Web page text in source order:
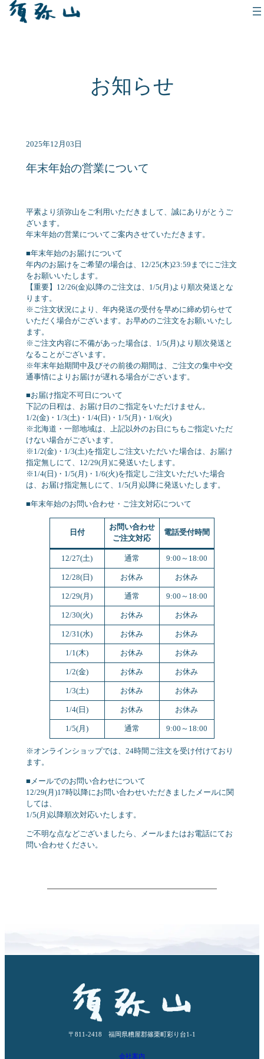
内
お知らせ
2025年12月03日
年末年始の営業について
平素より須弥山をご利用いただきまして、誠にありがとうご
ざいます。
年末年始の営業についてご案内させていただきます。
■年末年始のお届けについて
年内のお届けをご希望の場合は、12/25(木)23:59までにご注文
をお願いいたします。
【重要】12/26(金)以降のご注文は、1/5(月)より順次発送とな
ります。
※ご注文状況により、年内発送の受付を早めに締め切らせて
いただく場合がございます。お早めのご注文をお願いいたし
ます。
※ご注文内容に不備があった場合は、1/5(月)より順次発送と
なることがございます。
※年末年始期間中及びその前後の期間は、ご注文の集中や交
通事情によりお届けが遅れる場合がございます。
■お届け指定不可日について
下記の日程は、お届け日のご指定をいただけません。
1/2(金)・1/3(土)・1/4(日)・1/5(月)・1/6(火)
※北海道・一部地域は、上記以外のお日にちもご指定いただ
けない場合がございます。
※1/2(金)・1/3(土)を指定しご注文いただいた場合は、お届け
指定無しにて、12/29(月)に発送いたします。
※1/4(日)・1/5(月)・1/6(火)を指定しご注文いただいた場合
は、お届け指定無しにて、1/5(月)以降に発送いたします。
■年末年始のお問い合わせ・ご注文対応について
日付
お問い合わせ
ご注文対応
電話受付時間
12/27(土) 通常 9:00～18:00
12/28(日) お休み お休み
12/29(月) 通常 9:00～18:00
12/30(火) お休み お休み
12/31(水) お休み お休み
1/1(木) お休み お休み
1/2(金) お休み お休み
1/3(土) お休み お休み
1/4(日) お休み お休み
1/5(月) 通常 9:00～18:00
※オンラインショップでは、24時間ご注文を受け付けており
ます。
■メールでのお問い合わせについて
12/29(月)17時以降にお問い合わせいただきましたメールに関
しては、
1/5(月)以降順次対応いたします。
ご不明な点などございましたら、メールまたはお電話にてお
問い合わせください。
〒811-2418 福岡県糟屋郡篠栗町彩り台1-1
会社案内